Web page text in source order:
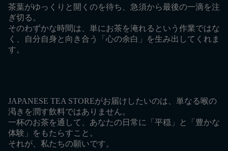
茶葉がゆっくりと開くのを待ち、急須から最後の一滴を注
ぎ切る。
そのわずかな時間は、単にお茶を淹れるという作業ではな
く、自分自身と向き合う「心の余白」を生み出してくれま
す。
JAPANESE TEA STOREがお届けしたいのは、単なる喉の
渇きを潤す飲料ではありません。
一杯のお茶を通して、あなたの日常に「平穏」と「豊かな
体験」をもたらすこと。
それが、私たちの願いです。